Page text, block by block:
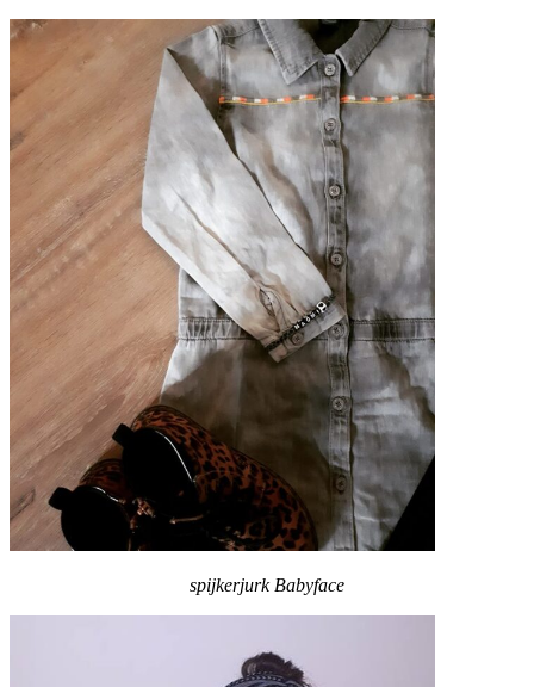
spijkerjurk Babyface